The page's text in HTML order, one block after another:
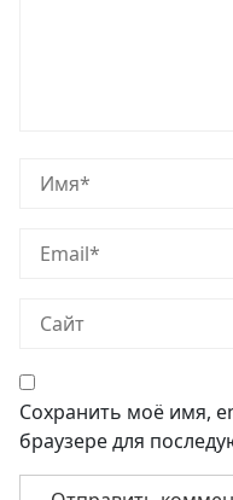
Сохранить моё имя,
браузере для